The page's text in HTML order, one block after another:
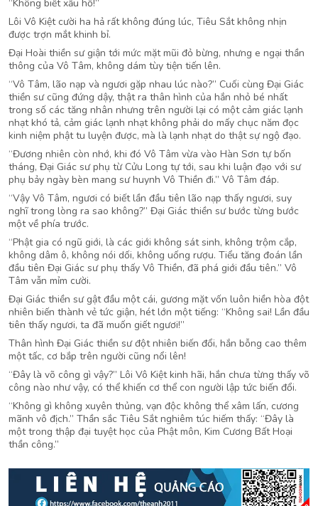
“Không biết xấu hổ!”
Lôi Vô Kiệt cười ha hả rất không đúng lúc, Tiêu Sắt không nhịn
được trợn mắt khinh bỉ.
Đại Hoài thiền sư giận tới mức mặt mũi đỏ bừng, nhưng e ngại thần
thông của Vô Tâm, không dám tùy tiện tiến lên.
“Vô Tâm, lão nạp và ngươi gặp nhau lúc nào?” Cuối cùng Đại Giác
thiền sư cũng đứng dậy, thật ra thân hình của hắn nhỏ bé nhất
trong số các tăng nhân nhưng trên người lại có một cảm giác lạnh
nhạt khó tả, cảm giác lạnh nhạt không phải do mấy chục năm đọc
kinh niệm phật tu luyện được, mà là lạnh nhạt do thật sự ngộ đạo.
“Đương nhiên còn nhớ, khi đó Vô Tâm vừa vào Hàn Sơn tự bốn
tháng, Đại Giác sư phụ từ Cửu Long tự tới, sau khi luận đạo với sư
phụ bảy ngày bèn mang sư huynh Vô Thiền đi.” Vô Tâm đáp.
“Vậy Vô Tâm, ngươi có biết lần đầu tiên lão nạp thấy ngươi, suy
nghĩ trong lòng ra sao không?” Đại Giác thiền sư bước từng bước
một về phía trước.
“Phật gia có ngũ giới, là các giới không sát sinh, không trộm cắp,
không dâm ô, không nói dối, không uống rượu. Tiểu tăng đoán lần
đầu tiên Đại Giác sư phụ thấy Vô Thiền, đã phá giới đầu tiên.” Vô
Tâm vẫn mỉm cười.
Đại Giác thiền sư gật đầu một cái, gương mặt vốn luôn hiền hòa đột
nhiên biến thành vẻ tức giận, hét lớn một tiếng: “Không sai! Lần đầu
tiên thấy ngươi, ta đã muốn giết ngươi!”
Thân hình Đại Giác thiền sư đột nhiên biến đổi, hắn bỗng cao thêm
một tấc, cơ bắp trên người cũng nổi lên!
“Đây là võ công gì vậy?” Lôi Vô Kiệt kinh hãi, hắn chưa từng thấy võ
công nào như vậy, có thể khiến cơ thể con người lập tức biến đổi.
“Không gì không xuyên thủng, vạn độc không thể xâm lấn, cương
mãnh vô địch.” Thần sắc Tiêu Sắt nghiêm túc hiếm thấy: “Đây là
một trong thập đại tuyệt học của Phật môn, Kim Cương Bất Hoại
thần công.”